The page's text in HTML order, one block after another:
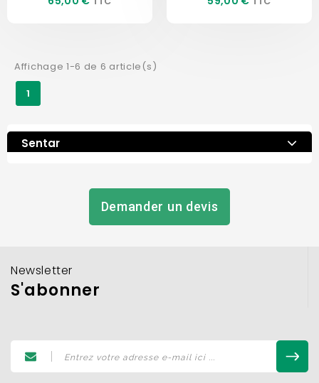
Affichage 1-6 de 6 article(s)
1
Sentar
Demander un devis
Newsletter
S'abonner